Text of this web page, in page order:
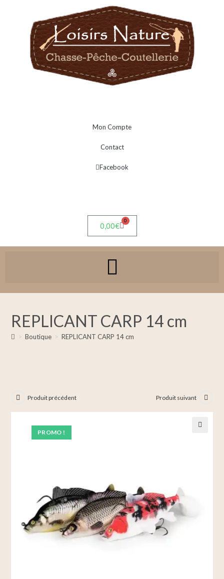
Mon Compte
Contact
Facebook
0,00€
0
REPLICANT CARP 14 cm
> Boutique > REPLICANT CARP 14 cm
PROMO !
Produit précédent Produit suivant